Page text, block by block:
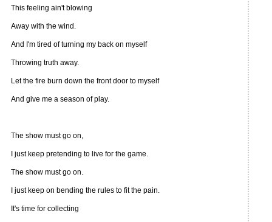
This feeling ain't blowing
Away with the wind.
And I'm tired of turning my back on myself
Throwing truth away.
Let the fire burn down the front door to myself
And give me a season of play.
The show must go on,
I just keep pretending to live for the game.
The show must go on.
I just keep on bending the rules to fit the pain.
It's time for collecting